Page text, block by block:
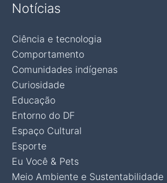
Notícias
Ciência e tecnologia
Comportamento
Comunidades indígenas
Curiosidade
Educação
Entorno do DF
Espaço Cultural
Esporte
Eu Você & Pets
Meio Ambiente e Sustentabilidade